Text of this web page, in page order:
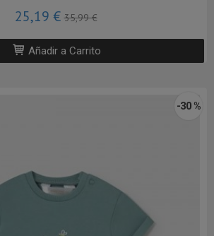
25,19 €35,99 €
Añadir a Carrito
-30 %